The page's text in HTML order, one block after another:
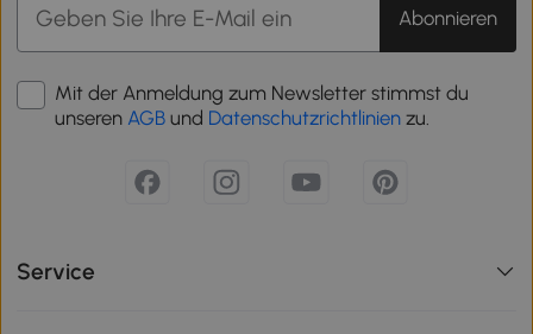
Abonnieren
Mit der Anmeldung zum Newsletter stimmst du
unseren AGB und Datenschutzrichtlinien zu.
Service